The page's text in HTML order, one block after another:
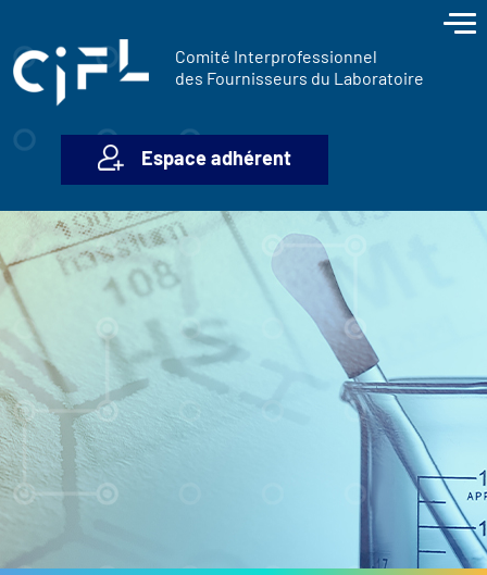
Comité Interprofessionnel
des Fournisseurs du Laboratoire
Espace adhérent